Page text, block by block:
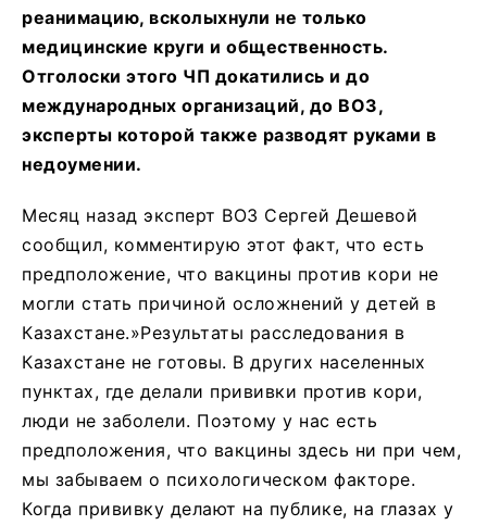
реанимацию, всколыхнули не только
медицинские круги и общественность.
Отголоски этого ЧП докатились и до
международных организаций, до ВОЗ,
эксперты которой также разводят руками в
недоумении.
Месяц назад эксперт ВОЗ Сергей Дешевой
сообщил, комментирую этот факт, что есть
предположение, что вакцины против кори не
могли стать причиной осложнений у детей в
Казахстане.»Результаты расследования в
Казахстане не готовы. В других населенных
пунктах, где делали прививки против кори,
люди не заболели. Поэтому у нас есть
предположения, что вакцины здесь ни при чем,
мы забываем о психологическом факторе.
Когда прививку делают на публике, на глазах у